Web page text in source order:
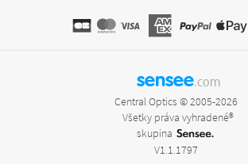
sensee.com
Central Optics © 2005-2026
Všetky práva vyhradené®
skupina
V1.1.1797